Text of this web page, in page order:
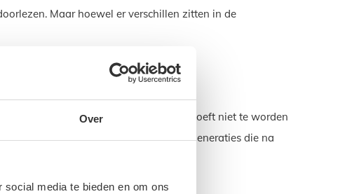
Over
media te bieden en om ons
Maar hoewel er verschillen zitten in de
Een product dat lang meegaat hoeft niet te worden
en zorgen voor het milieu voor de generaties die na